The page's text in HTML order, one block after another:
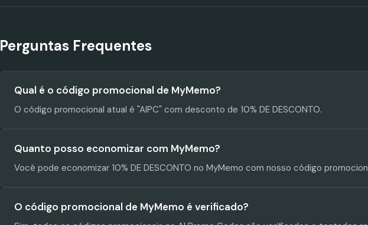
Perguntas Frequentes
Qual é o código promocional de MyMemo?
O código promocional atual é "AIPC" com desconto de 10% DE DESCONTO.
Quanto posso economizar com MyMemo?
Você pode economizar 10% DE DESCONTO no MyMemo com nosso código
O código promocional de MyMemo é verificado?